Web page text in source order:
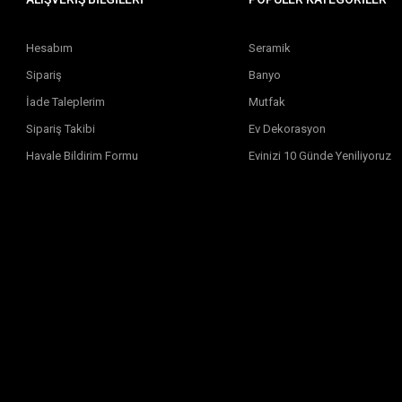
Hesabım
Sipariş
İade Taleplerim
Sipariş Takibi
Havale Bildirim Formu
Seramik
Banyo
Mutfak
Ev Dekorasyon
Evinizi 10 Günde Yeniliyoruz